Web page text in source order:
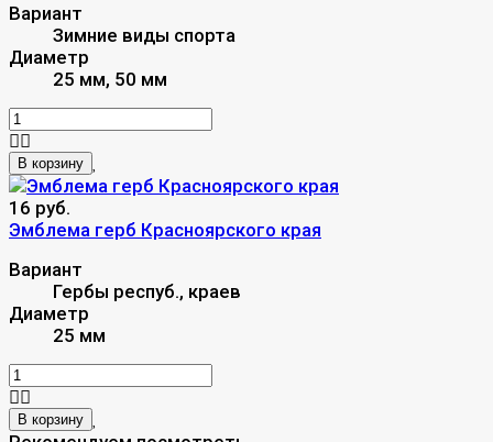
Вариант
Зимние виды спорта
Диаметр
25 мм, 50 мм
В корзину
16 руб.
Эмблема герб Красноярского края
Вариант
Гербы респуб., краев
Диаметр
25 мм
В корзину